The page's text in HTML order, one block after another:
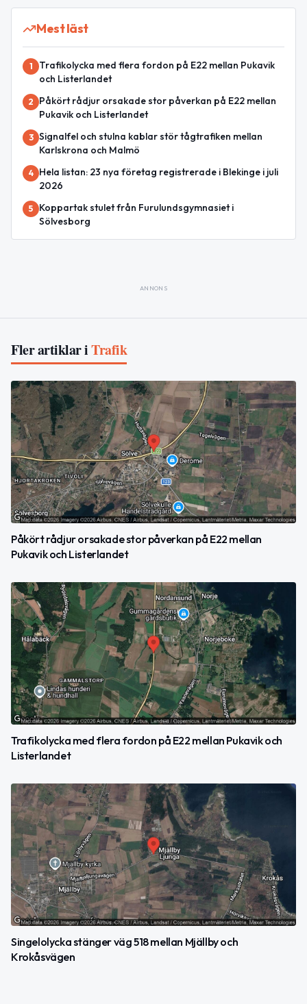
Mest läst
1
Trafikolycka med flera fordon på E22 mellan Pukavik
och Listerlandet
2
Påkört rådjur orsakade stor påverkan på E22 mellan
Pukavik och Listerlandet
3 Signalfel och stulna kablar stör tågtrafiken mellan
Karlskrona och Malmö
4
Hela listan: 23 nya företag registrerade i Blekinge i juli
2026
5
Koppartak stulet från Furulundsgymnasiet i
Sölvesborg
ANNONS
Fler artiklar iTrafik
Påkört rådjur orsakade stor påverkan på E22 mellan
Pukavik och Listerlandet
Trafikolycka med flera fordon på E22 mellan Pukavik och
Listerlandet
Singelolycka stänger väg 518 mellan Mjällby och
Krokåsvägen